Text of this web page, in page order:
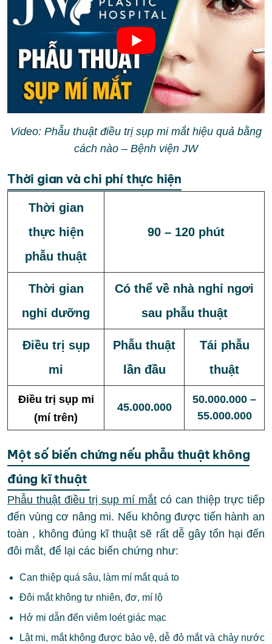
Video: Phẫu thuật điều trị sụp mi mắt hiệu quả bằng
cách nào – Bệnh viện JW
Thời gian và chi phí thực hiện
Thời gian
thực hiện
phẫu thuật
90 – 120 phút
Thời gian
nghỉ dưỡng
Có thể về nhà nghỉ ngơi
sau phẫu thuật
Điều trị sụp
mi
Phẫu thuật
lần đầu
Tái phẫu
thuật
Điều trị sụp mi
(mí trên)
45.000.000
50.000.000 –
55.000.000
Một số biến chứng nếu phẫu thuật không
đúng kĩ thuật
Phẫu thuật điều trị sụp mí mắt có can thiệp trực tiếp
đến vùng cơ nâng mi. Nếu không được tiến hành an
toàn , không đúng kĩ thuật sẽ rất dễ gây tổn hại đến
đôi mắt, để lại các biến chứng như:
Can thiệp quá sâu, làm mí mắt quá to
Đôi mắt không tự nhiên, đơ, mí lộ
Hở mi dẫn đến viêm loét giác mạc
Lật mi, mắt không được bảo vệ, dễ đỏ mắt và chảy nước